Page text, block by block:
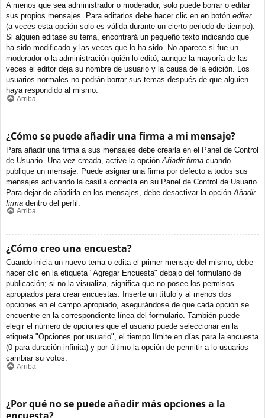
A menos que sea administrador o moderador, solo puede borrar o editar
sus propios mensajes. Para editarlos debe hacer clic en en botón editar
(a veces esta opción solo es válida durante un cierto periodo de tiempo).
Si alguien editase su tema, encontrará un pequeño texto indicando que
ha sido modificado y las veces que lo ha sido. No aparece si fue un
moderador o la administración quién lo editó, aunque la mayoría de las
veces el editor deja su nombre de usuario y la causa de la edición. Los
usuarios normales no podrán borrar sus temas después de que alguien
haya respondido al mismo.
Arriba
¿Cómo se puede añadir una firma a mi mensaje?
Para añadir una firma a sus mensajes debe crearla en el Panel de Control
de Usuario. Una vez creada, active la opción Añadir firma cuando
publique un mensaje. Puede asignar una firma por defecto a todos sus
mensajes activando la casilla correcta en su Panel de Control de Usuario.
Para dejar de añadirla en los mensajes, debe desactivar la opción Añadir
firma dentro del perfil.
Arriba
¿Cómo creo una encuesta?
Cuando inicia un nuevo tema o edita el primer mensaje del mismo, debe
hacer clic en la etiqueta "Agregar Encuesta" debajo del formulario de
publicación; si no la visualiza, significa que no posee los permisos
apropiados para crear encuestas. Inserte un título y al menos dos
opciones en el campo apropiado, asegurándose de que cada opción se
encuentre en la correspondiente línea del formulario. También puede
elegir el número de opciones que el usuario puede seleccionar en la
etiqueta "Opciones por usuario", el tiempo límite en días para la encuesta
(0 para duración infinita) y por último la opción de permitir a lo usuarios
cambiar su votos.
Arriba
¿Por qué no se puede añadir más opciones a la